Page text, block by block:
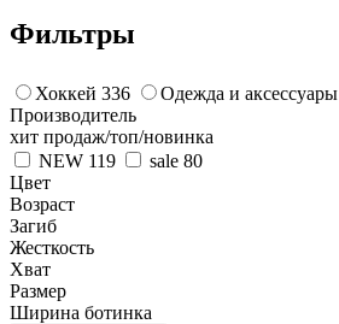
Фильтры
Хоккей 336 Одежда и аксессуары
Производитель
хит продаж/топ/новинка
NEW 119 sale 80
Цвет
Возраст
Загиб
Жесткость
Хват
Размер
Ширина ботинка